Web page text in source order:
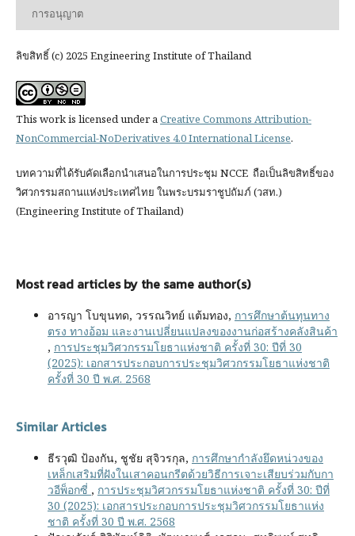
การอนุญาต
ลิขสิทธิ์ (c) 2025 Engineering Institute of Thailand
This work is licensed under aCreative Commons Attribution-
NonCommercial-NoDerivatives 4.0 International License.
บทความที่ได้รับคัดเลือกนำเสนอในการประชุม NCCE ถือเป็นลิขสิทธิ์ของ
วิศวกรรมสถานแห่งประเทศไทย ในพระบรมราชูปถัมภ์ (วสท.)
(Engineering Institute of Thailand)
Most read articles by the same author(s)
อารญา โบขุนทด, วรรณวิทย์ แต้มทอง, การศึกษาต้นทุนทาง
ตรง ทางอ้อม และงานเปลี่ยนแปลงของงานก่อสร้างคลังสินค้า
, การประชุมวิศวกรรมโยธาแห่งชาติ ครั้งที่ 30: ปีที่ 30
(2025): เอกสารประกอบการประชุมวิศวกรรมโยธาแห่งชาติ
ครั้งที่ 30 ปี พ.ศ. 2568
Similar Articles
ธีรวุฒิ ป้องกัน, ชูชัย สุจิวรกุล, การศึกษากำลังยึดหน่วงของ
เหล็กเสริมที่ฝังในเสาคอนกรีตด้วยวิธีการเจาะเสียบร่วมกับกา
วอีพ็อกซี่ , การประชุมวิศวกรรมโยธาแห่งชาติ ครั้งที่ 30: ปีที่
30 (2025): เอกสารประกอบการประชุมวิศวกรรมโยธาแห่ง
ชาติ ครั้งที่ 30 ปี พ.ศ. 2568